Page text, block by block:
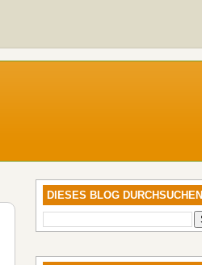
DIESES BLOG DURCHSUCHEN